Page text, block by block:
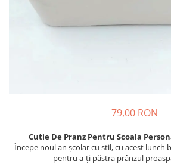
Body bebelusi personalizate
Perne personalizate
Cadouri pentru Doctori
79,00 RON
Cutie De Pranz Pentru Scoala
Începe noul an școlar cu stil, cu acest lunch
pentru a-ți păstra prânzul